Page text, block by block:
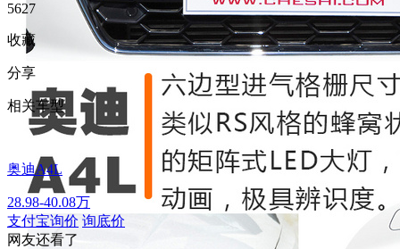
5627
收藏
分享
相关车型
奥迪A4L
28.98-40.08万
支付宝询价 询底价
网友还看了